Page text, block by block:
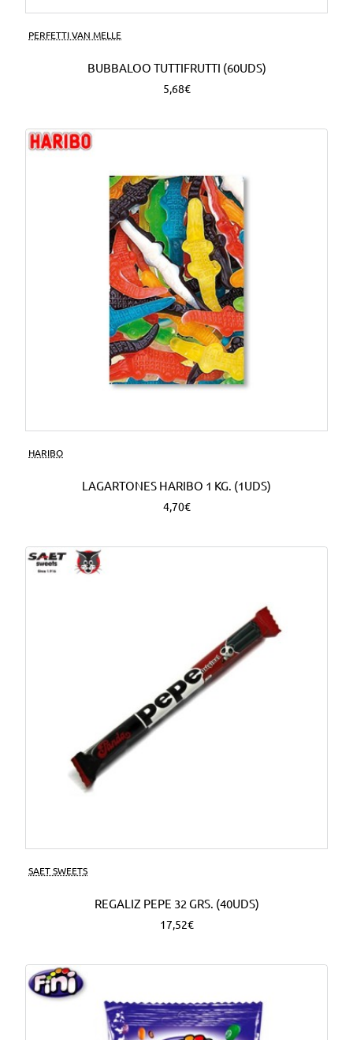
PERFETTI VAN MELLE
BUBBALOO TUTTIFRUTTI (60UDS)
5,68€
HARIBO
LAGARTONES HARIBO 1 KG. (1UDS)
4,70€
SAET SWEETS
REGALIZ PEPE 32 GRS. (40UDS)
17,52€